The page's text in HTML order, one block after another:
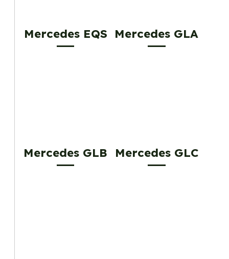
Mercedes EQS Mercedes GLA
Mercedes GLB Mercedes GLC